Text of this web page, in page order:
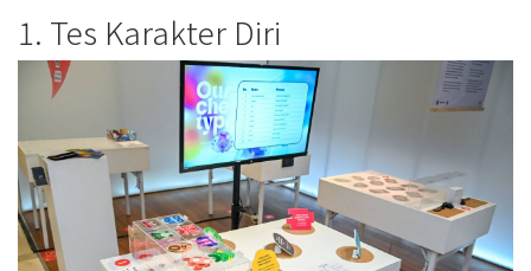
1. Tes Karakter Diri